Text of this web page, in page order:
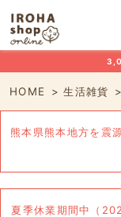
HOME 生活雑貨
熊本県熊本地方を震
夏季休業期間中（